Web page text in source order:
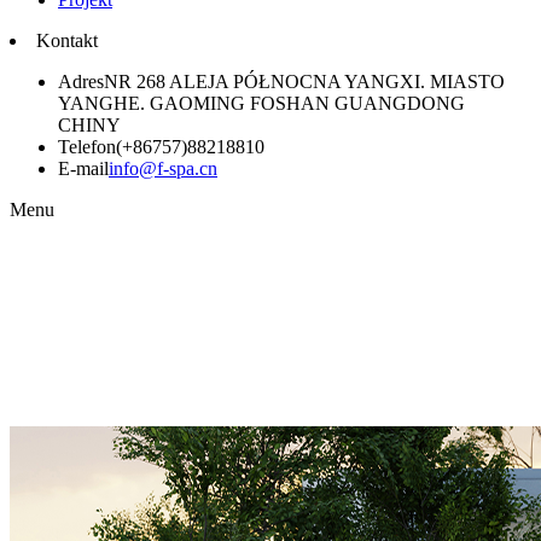
Kontakt
AdresNR 268 ALEJA PÓŁNOCNA YANGXI. MIASTO
YANGHE. GAOMING FOSHAN GUANGDONG
CHINY
Telefon(+86757)88218810
E-mailinfo@f-spa.cn
Menu